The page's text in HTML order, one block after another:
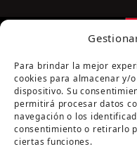
Para brindar la mejor
cookies para almacenar y/
dispositivo. Su
permitirá procesar datos
navegación o los
consentimiento o retirarlo
ciertas funciones.
Página cofinanciada